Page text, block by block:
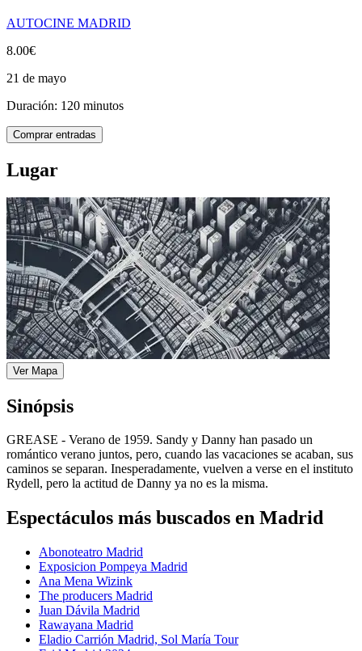
AUTOCINE MADRID
8.00€
21 de mayo
Duración: 120 minutos
Comprar entradas
Lugar
Ver Mapa
Sinópsis
GREASE - Verano de 1959. Sandy y Danny han pasado un
romántico verano juntos, pero, cuando las vacaciones se acaban, sus
caminos se separan. Inesperadamente, vuelven a verse en el instituto
Rydell, pero la actitud de Danny ya no es la misma.
Espectáculos más buscados en Madrid
Abonoteatro Madrid
Exposicion Pompeya Madrid
Ana Mena Wizink
The producers Madrid
Juan Dávila Madrid
Rawayana Madrid
Eladio Carrión Madrid, Sol María Tour